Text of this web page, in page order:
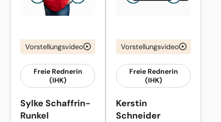
Vorstellungsvideo
Freie Rednerin
(IHK)
Sylke Schaffrin-
Runkel
Vorstellungsvideo
Freie Rednerin
(IHK)
Kerstin
Schneider